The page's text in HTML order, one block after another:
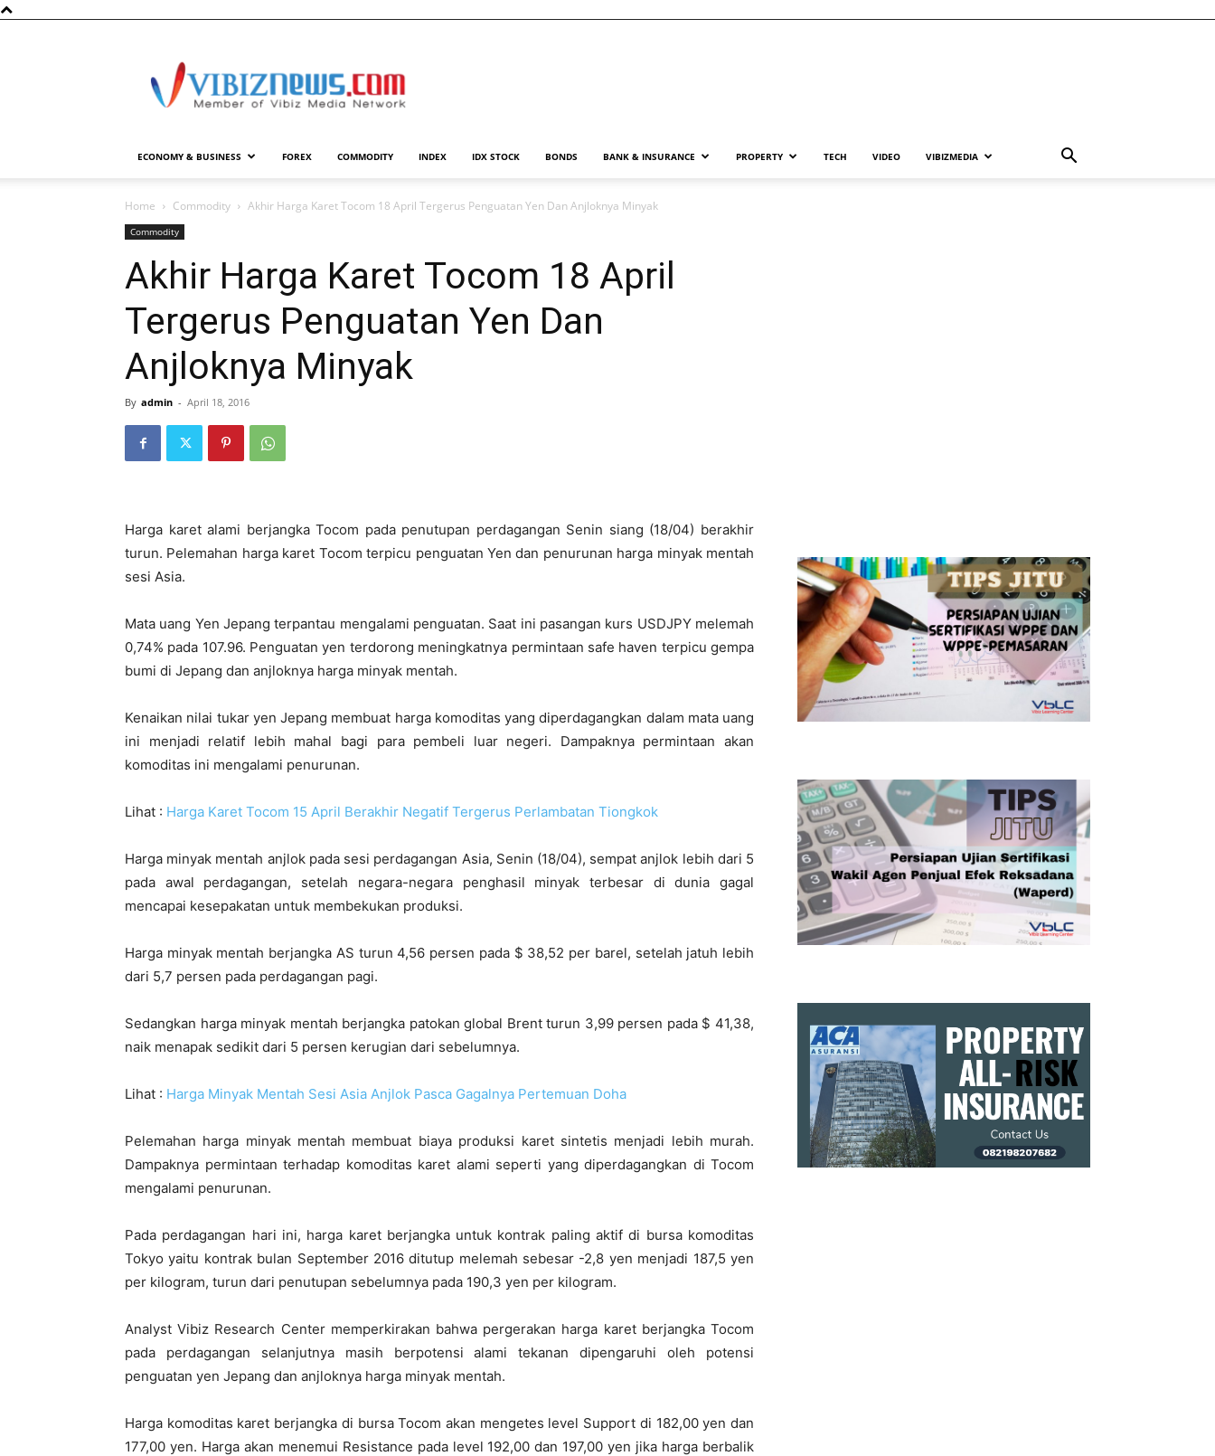
ECONOMY & BUSINESS FOREX COMMODITY INDEX IDX STOCK BONDS BANK & INSURANCE PROPERTY TECH VIDEO VIBIZMEDIA
Home Commodity Akhir Harga Karet Tocom 18 April Tergerus Penguatan Yen Dan Anjloknya Minyak
Commodity
Akhir Harga Karet Tocom 18 April
Tergerus Penguatan Yen Dan
Anjloknya Minyak
By admin - April 18, 2016
Harga karet alami berjangka Tocom pada penutupan perdagangan Senin siang (18/04) berakhir
turun. Pelemahan harga karet Tocom terpicu penguatan Yen dan penurunan harga minyak mentah
sesi Asia.
Mata uang Yen Jepang terpantau mengalami penguatan. Saat ini pasangan kurs USDJPY melemah
0,74% pada 107.96. Penguatan yen terdorong meningkatnya permintaan safe haven terpicu gempa
bumi di Jepang dan anjloknya harga minyak mentah.
Kenaikan nilai tukar yen Jepang membuat harga komoditas yang diperdagangkan dalam mata uang
ini menjadi relatif lebih mahal bagi para pembeli luar negeri. Dampaknya permintaan akan
komoditas ini mengalami penurunan.
Lihat : Harga Karet Tocom 15 April Berakhir Negatif Tergerus Perlambatan Tiongkok
Harga minyak mentah anjlok pada sesi perdagangan Asia, Senin (18/04), sempat anjlok lebih dari 5
pada awal perdagangan, setelah negara-negara penghasil minyak terbesar di dunia gagal
mencapai kesepakatan untuk membekukan produksi.
Harga minyak mentah berjangka AS turun 4,56 persen pada $ 38,52 per barel, setelah jatuh lebih
dari 5,7 persen pada perdagangan pagi.
Sedangkan harga minyak mentah berjangka patokan global Brent turun 3,99 persen pada $ 41,38,
naik menapak sedikit dari 5 persen kerugian dari sebelumnya.
Lihat : Harga Minyak Mentah Sesi Asia Anjlok Pasca Gagalnya Pertemuan Doha
Pelemahan harga minyak mentah membuat biaya produksi karet sintetis menjadi lebih murah.
Dampaknya permintaan terhadap komoditas karet alami seperti yang diperdagangkan di Tocom
mengalami penurunan.
Pada perdagangan hari ini, harga karet berjangka untuk kontrak paling aktif di bursa komoditas
Tokyo yaitu kontrak bulan September 2016 ditutup melemah sebesar -2,8 yen menjadi 187,5 yen
per kilogram, turun dari penutupan sebelumnya pada 190,3 yen per kilogram.
Analyst Vibiz Research Center memperkirakan bahwa pergerakan harga karet berjangka Tocom
pada perdagangan selanjutnya masih berpotensi alami tekanan dipengaruhi oleh potensi
penguatan yen Jepang dan anjloknya harga minyak mentah.
Harga komoditas karet berjangka di bursa Tocom akan mengetes level Support di 182,00 yen dan
177,00 yen. Harga akan menemui Resistance pada level 192,00 dan 197,00 yen jika harga berbalik